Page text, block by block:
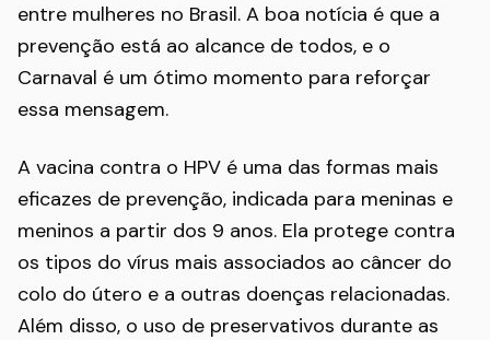
entre mulheres no Brasil. A boa notícia é que a
prevenção está ao alcance de todos, e o
Carnaval é um ótimo momento para reforçar
essa mensagem.
A vacina contra o HPV é uma das formas mais
eficazes de prevenção, indicada para meninas e
meninos a partir dos 9 anos. Ela protege contra
os tipos do vírus mais associados ao câncer do
colo do útero e a outras doenças relacionadas.
Além disso, o uso de preservativos durante as